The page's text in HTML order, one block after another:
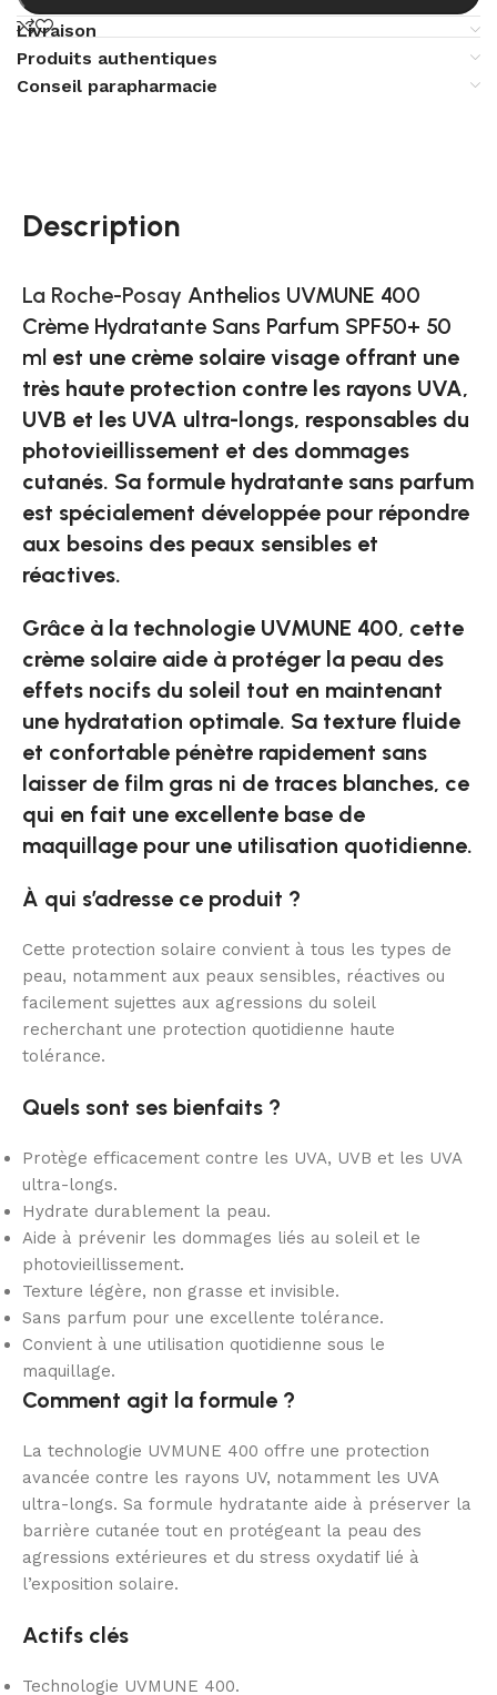
Livraison
Produits authentiques
Conseil parapharmacie
Description
La Roche-Posay Anthelios UVMUNE 400
Crème Hydratante Sans Parfum SPF50+ 50
ml est une crème solaire visage offrant une
très haute protection contre les rayons UVA,
UVB et les UVA ultra-longs, responsables du
photovieillissement et des dommages
cutanés. Sa formule hydratante sans parfum
est spécialement développée pour répondre
aux besoins des peaux sensibles et
réactives.
Grâce à la technologie UVMUNE 400, cette
crème solaire aide à protéger la peau des
effets nocifs du soleil tout en maintenant
une hydratation optimale. Sa texture fluide
et confortable pénètre rapidement sans
laisser de film gras ni de traces blanches, ce
qui en fait une excellente base de
maquillage pour une utilisation quotidienne.
À qui s’adresse ce produit ?
Cette protection solaire convient à tous les types de
peau, notamment aux peaux sensibles, réactives ou
facilement sujettes aux agressions du soleil
recherchant une protection quotidienne haute
tolérance.
Quels sont ses bienfaits ?
Protège efficacement contre les UVA, UVB et les UVA
ultra-longs.
Hydrate durablement la peau.
Aide à prévenir les dommages liés au soleil et le
photovieillissement.
Texture légère, non grasse et invisible.
Sans parfum pour une excellente tolérance.
Convient à une utilisation quotidienne sous le
maquillage.
Comment agit la formule ?
La technologie UVMUNE 400 offre une protection
avancée contre les rayons UV, notamment les UVA
ultra-longs. Sa formule hydratante aide à préserver la
barrière cutanée tout en protégeant la peau des
agressions extérieures et du stress oxydatif lié à
l’exposition solaire.
Actifs clés
Technologie UVMUNE 400.